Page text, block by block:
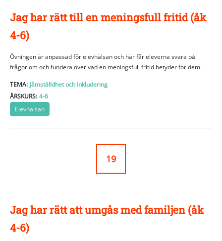
Jag har rätt till en meningsfull fritid (åk
4-6)
Övningen är anpassad för elevhälsan och här får eleverna svara på
frågor om och fundera över vad en meningsfull fritid betyder för dem.
TEMA: Jämställdhet och Inkludering
ÅRSKURS: 4-6
Elevhälsan
19
Jag har rätt att umgås med familjen (åk
4-6)